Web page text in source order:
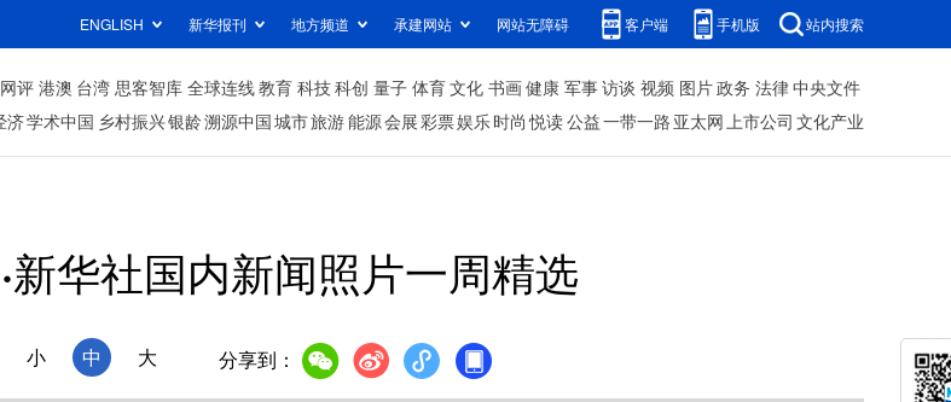
ENGLISH 新华报刊 地方频道 承建网站 网站无障碍 客户端 手机版 站内搜索
网评 港澳 台湾 思客智库 全球连线教育 科技科创 量子 体育文化 书画健康 军事访谈 视频 图片政务 法律中央文件
济学术中国 乡村振兴银龄溯源中国城市旅游能源会展彩票娱乐时尚 悦读公益一带一路 亚太网上市公司 文化产业
新华社国内新闻照片一周精选
小 中 大 分享到：